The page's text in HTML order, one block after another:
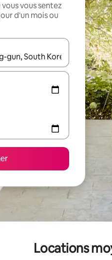
vous sentez
d'un mois ou
utilisez les flèches vers le haut
Locations